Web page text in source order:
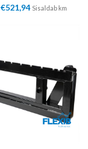
€521,94 Sisaldab km